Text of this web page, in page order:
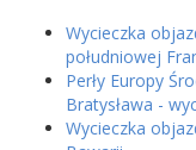
Wycieczka
południowej
Perły Europy
Bratysława -
Wycieczka